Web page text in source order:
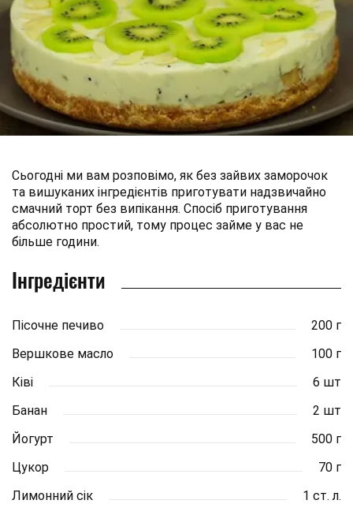
Сьогодні ми вам розповімо, як без зайвих заморочок
та вишуканих інгредієнтів приготувати надзвичайно
смачний торт без випікання. Спосіб приготування
абсолютно простий, тому процес займе у вас не
більше години.
Інгредієнти
Пісочне печиво
200 г
Вершкове масло
100 г
Ківі
6 шт
Банан
2 шт
Йогурт
500 г
Цукор
70 г
Лимонний сік
1 ст. л.